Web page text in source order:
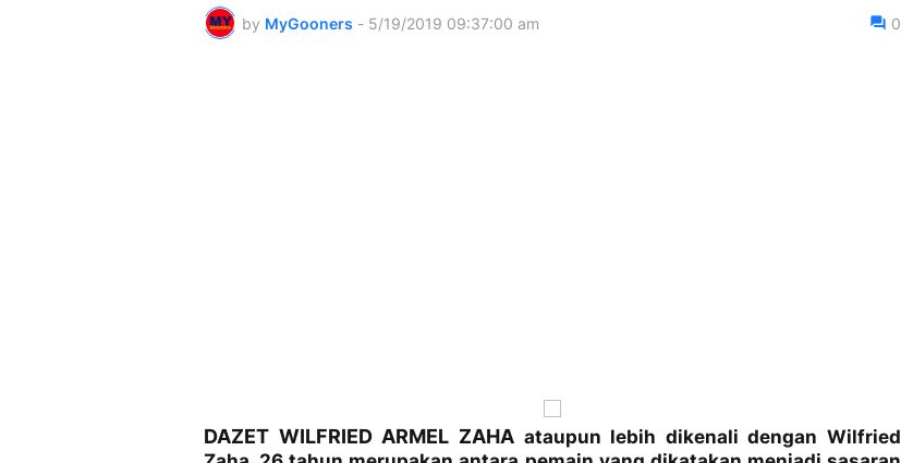
by MyGooners - 5/19/2019 09:37:00 am 0
DAZET WILFRIED ARMEL ZAHAataupun lebih dikenali dengan Wilfried